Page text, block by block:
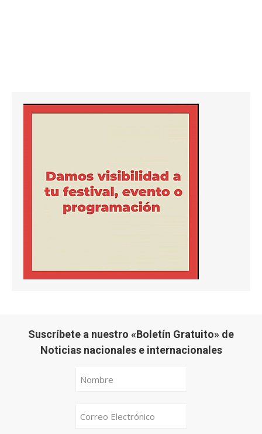
Suscríbete a nuestro «Boletín Gratuito» de
Noticias nacionales e internacionales